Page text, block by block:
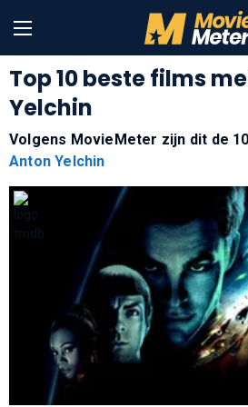
Top 10 beste films
Yelchin
Volgens MovieMeter zijn dit de
Anton Yelchin